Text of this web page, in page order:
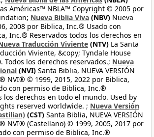
Américas™ NBLA™ Copyright © 2005 por
Nueva Biblia Viva (NBV) Nueva
2008 por Biblica, Inc.® Usado con
Inc.® Reservados todos los derechos en
Traducción Viviente (NTV) La Santa
Viviente, &copy; Tyndale House
Todos los derechos reservados.; Nueva
(NVI) Santa Biblia, NUEVA VERSIÓN
NVI® © 1999, 2015, 2022 por Biblica,
con permiso de Biblica, Inc.®
los derechos en todo el mundo. Used by
reserved worldwide. ; Nueva Versión
(CST) Santa Biblia, NUEVA VERSIÓN
NVI® (Castellano) © 1999, 2005, 2017 por
con permiso de Biblica, Inc.®